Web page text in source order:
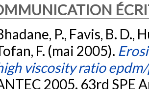
P., Favis, B. D.,
F. (mai 2005).
viscosity ratio
2005. 63rd SPE